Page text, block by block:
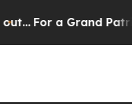
For a Grand Patriotic